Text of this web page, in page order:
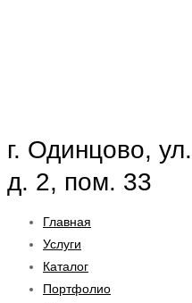
г. Одинцово,
д. 2, пом. 33
Главная
Услуги
Каталог
Портфолио